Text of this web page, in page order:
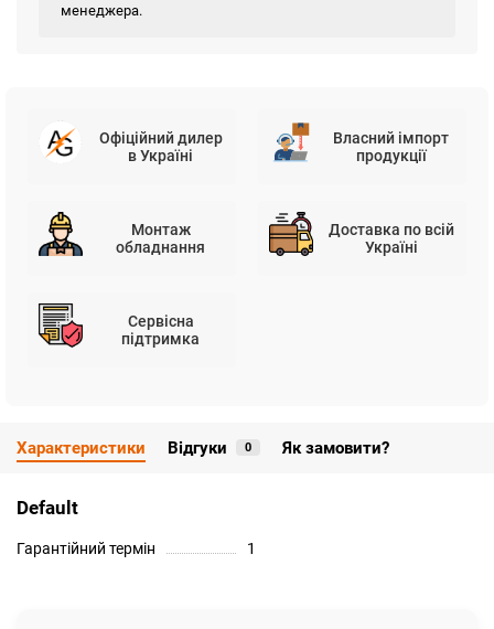
менеджера.
Офіційний дилер
в Україні
Власний імпорт
продукції
Монтаж
обладнання
Доставка по всій
Україні
Сервісна
підтримка
Характеристики Відгуки 0 Як замовити?
Default
Гарантійний термін 1